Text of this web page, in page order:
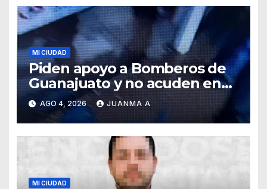
MI CIUDAD
Piden apoyo a Bomberos de
Guanajuato y no acuden en
auxilio de capitalinos ante
fuerte lluvia
AGO 4, 2026 JUANMA A
MI CIUDAD